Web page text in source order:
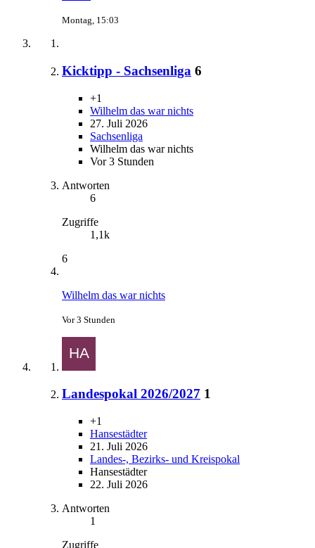
Montag, 15:03
Kicktipp - Sachsenliga 6
+1
Wilhelm das war nichts
27. Juli 2026
Sachsenliga
Wilhelm das war nichts
Vor 3 Stunden
Antworten
6
Zugriffe
1,1k
6
Wilhelm das war nichts
Vor 3 Stunden
Landespokal 2026/2027 1
+1
Hansestädter
21. Juli 2026
Landes-, Bezirks- und Kreispokal
Hansestädter
22. Juli 2026
Antworten
1
Zugriffe